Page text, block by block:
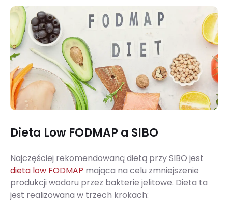
Dieta Low FODMAP a SIBO
Najczęściej rekomendowaną dietą przy SIBO jest
dieta low FODMAP mająca na celu zmniejszenie
produkcji wodoru przez bakterie jelitowe. Dieta ta
jest realizowana w trzech krokach: